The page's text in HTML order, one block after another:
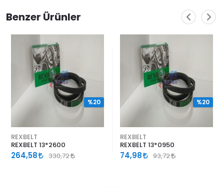
Benzer Ürünler
REXBELT
REXBELT 13*2600
264,58 330,72
%20
REXBELT
REXBELT 13*0950
74,98 93,72
%20